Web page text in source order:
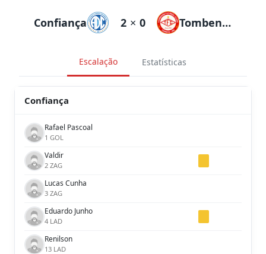
Confiança 2 × 0 Tombense
Escalação Estatísticas
Confiança
Rafael Pascoal
1 GOL
Valdir
2 ZAG
Lucas Cunha
3 ZAG
Eduardo Junho
4 LAD
Renilson
13 LAD